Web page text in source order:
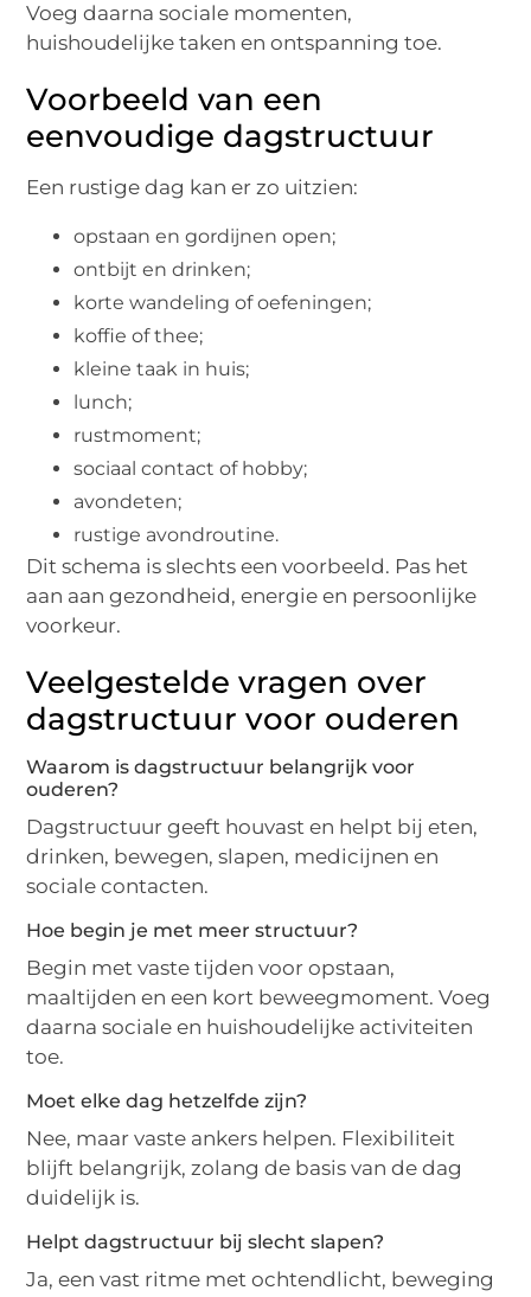
Voeg daarna sociale momenten,
huishoudelijke taken en ontspanning toe.
Voorbeeld van een
eenvoudige dagstructuur
Een rustige dag kan er zo uitzien:
opstaan en gordijnen open;
ontbijt en drinken;
korte wandeling of oefeningen;
koffie of thee;
kleine taak in huis;
lunch;
rustmoment;
sociaal contact of hobby;
avondeten;
rustige avondroutine.
Dit schema is slechts een voorbeeld. Pas het
aan aan gezondheid, energie en persoonlijke
voorkeur.
Veelgestelde vragen over
dagstructuur voor ouderen
Waarom is dagstructuur belangrijk voor
ouderen?
Dagstructuur geeft houvast en helpt bij eten,
drinken, bewegen, slapen, medicijnen en
sociale contacten.
Hoe begin je met meer structuur?
Begin met vaste tijden voor opstaan,
maaltijden en een kort beweegmoment. Voeg
daarna sociale en huishoudelijke activiteiten
toe.
Moet elke dag hetzelfde zijn?
Nee, maar vaste ankers helpen. Flexibiliteit
blijft belangrijk, zolang de basis van de dag
duidelijk is.
Helpt dagstructuur bij slecht slapen?
Ja, een vast ritme met ochtendlicht, beweging